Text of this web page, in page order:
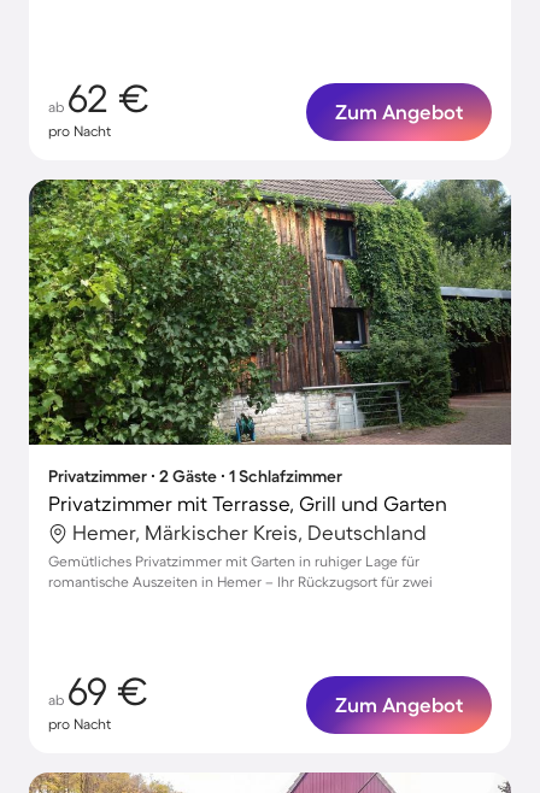
ab 62 €
pro Nacht
Zum Angebot
Privatzimmer ∙ 2 Gäste ∙ 1 Schlafzimmer
Privatzimmer mit Terrasse, Grill und Garten
Hemer, Märkischer Kreis, Deutschland
Gemütliches Privatzimmer mit Garten in ruhiger Lage für
romantische Auszeiten in Hemer – Ihr Rückzugsort für zwei
ab 69 €
pro Nacht
Zum Angebot